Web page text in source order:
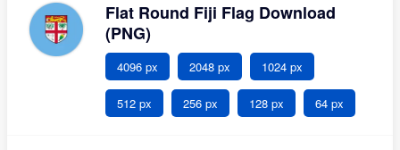
Flat Round Fiji Flag Download
(PNG)
4096 px 2048 px 1024 px
512 px 256 px 128 px 64 px